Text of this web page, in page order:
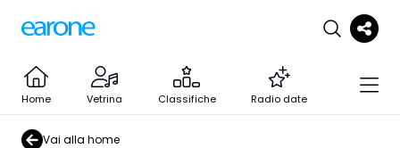
Home Vetrina Classifiche Radio date
Vai alla home